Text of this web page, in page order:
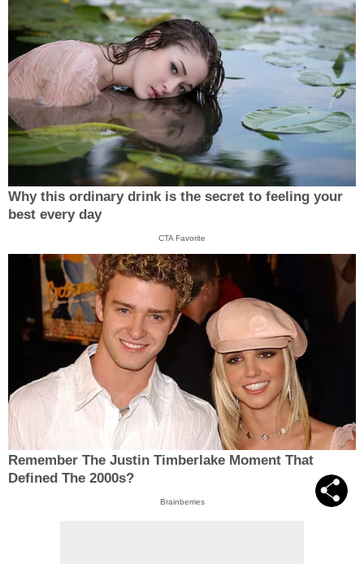
Why this ordinary drink is the secret to feeling your
best every day
CTA Favorite
Remember The Justin Timberlake Moment That
Defined The 2000s?
Brainberries